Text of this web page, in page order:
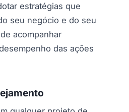
estratégias que
seu negócio e do seu
acompanhar
das ações